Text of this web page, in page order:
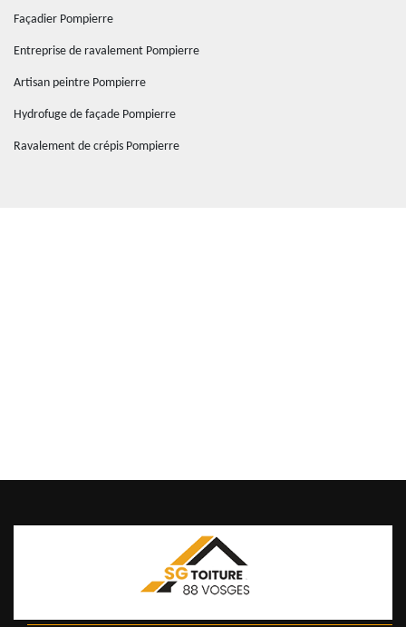
Façadier Pompierre
Entreprise de ravalement Pompierre
Artisan peintre Pompierre
Hydrofuge de façade Pompierre
Ravalement de crépis Pompierre